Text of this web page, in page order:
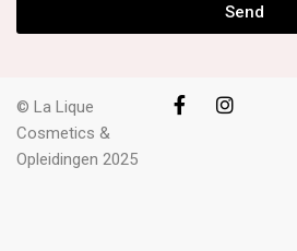
Send
© La Lique
Cosmetics &
Opleidingen 2025